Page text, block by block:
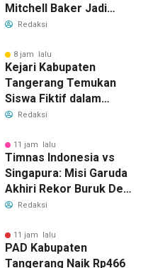
Mitchell Baker Jadi
Sorotan di Piala AFF
Redaksi
8 jam lalu
Kejari Kabupaten
Tangerang Temukan
Siswa Fiktif dalam
Penyidikan Dana BOP
Redaksi
11 jam lalu
Timnas Indonesia vs
Singapura: Misi Garuda
Akhiri Rekor Buruk Demi
Tiket Semifinal Piala AFF
Redaksi
11 jam lalu
PAD Kabupaten
Tangerang Naik Rp466